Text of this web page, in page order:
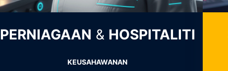
PERNIAGAAN & HOSPITALITI
KEUSAHAWANAN